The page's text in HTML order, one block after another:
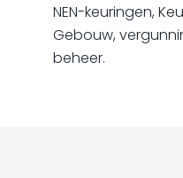
NEN-keuringen,
Gebouw,
beheer.